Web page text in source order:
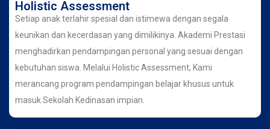
Holistic Assessment
Setiap anak terlahir spesial dan istimewa dengan segala
keunikan dan kecerdasan yang dimilikinya. Akademi Prestasi
menghadirkan pendampingan personal yang sesuai dengan
kebutuhan siswa. Melalui Holistic Assessment, Kami
merancang program pendampingan belajar khusus untuk
masuk Sekolah Kedinasan impian.